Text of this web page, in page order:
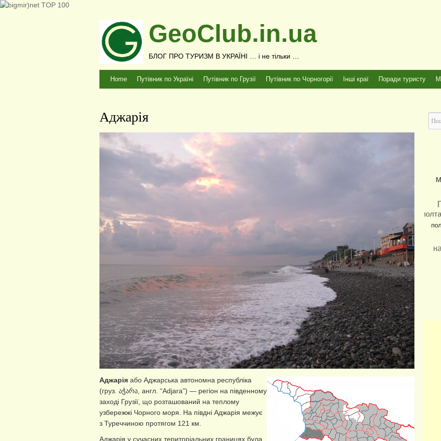
GeoClub.in.ua
БЛОГ ПРО ТУРИЗМ В УКРАЇНІ … і не тільки …
Home Путівник по Україні Путівник по Грузії Путівник по Чорногорії Інші краї Поради туристу
Аджарія
Аджарія або Аджарська автономна республіка
(груз. აჭარა, англ. “Adjara”) — регіон на південному
заході Грузії, що розташований на теплому
узбережжі Чорного моря. На півдні Аджарія межує
з Туреччиною протягом 121 км.
Аджарія у сучасних територіальних границях була